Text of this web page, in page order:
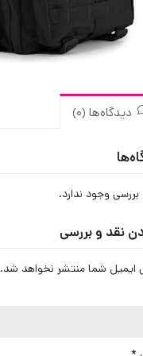
دیدگاه‌ها (0)
بررسی وجود ندارد.
نقد و بررسی
ایمیل شما منتشر نخواهد شد.